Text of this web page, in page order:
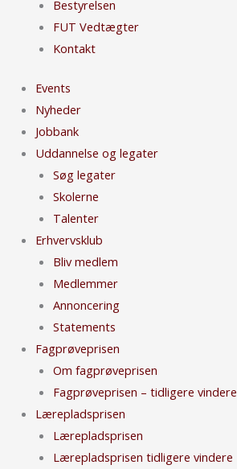
Bestyrelsen
FUT Vedtægter
Kontakt
Events
Nyheder
Jobbank
Uddannelse og legater
Søg legater
Skolerne
Talenter
Erhvervsklub
Bliv medlem
Medlemmer
Annoncering
Statements
Fagprøveprisen
Om fagprøveprisen
Fagprøveprisen – tidligere vindere
Lærepladsprisen
Lærepladsprisen
Lærepladsprisen tidligere vindere